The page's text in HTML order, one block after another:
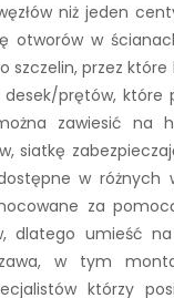
niż jeden
otworów w
przez które
prętów, które
zawiesić
siatkę
w różnych
za
dlatego umieść
w tym
którzy